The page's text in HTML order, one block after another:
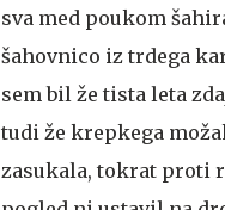
sva med poukom
šahovnico iz trdega
sem bil že tista leta
tudi že krepkega
zasukala, tokrat proti